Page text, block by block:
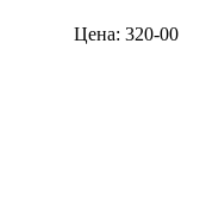
Цена: 320-00